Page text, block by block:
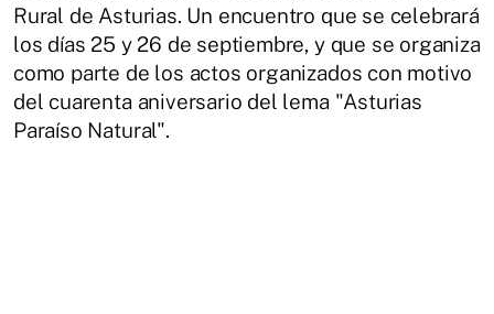
Rural de Asturias. Un encuentro que se celebrará
los días 25 y 26 de septiembre, y que se organiza
como parte de los actos organizados con motivo
del cuarenta aniversario del lema "Asturias
Paraíso Natural".